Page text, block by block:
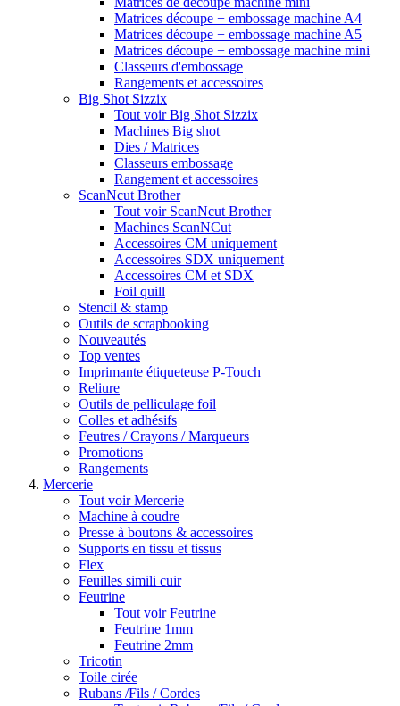
Matrices découpe + embossage machine A4
Matrices découpe + embossage machine A5
Matrices découpe + embossage machine mini
Classeurs d'embossage
Rangements et accessoires
Big Shot Sizzix
Tout voir Big Shot Sizzix
Machines Big shot
Dies / Matrices
Classeurs embossage
Rangement et accessoires
ScanNcut Brother
Tout voir ScanNcut Brother
Machines ScanNCut
Accessoires CM uniquement
Accessoires SDX uniquement
Accessoires CM et SDX
Foil quill
Stencil & stamp
Outils de scrapbooking
Nouveautés
Top ventes
Imprimante étiqueteuse P-Touch
Reliure
Outils de pelliculage foil
Colles et adhésifs
Feutres / Crayons / Marqueurs
Promotions
Rangements
Mercerie
Tout voir Mercerie
Machine à coudre
Presse à boutons & accessoires
Supports en tissu et tissus
Flex
Feuilles simili cuir
Feutrine
Tout voir Feutrine
Feutrine 1mm
Feutrine 2mm
Tricotin
Toile cirée
Rubans /Fils / Cordes